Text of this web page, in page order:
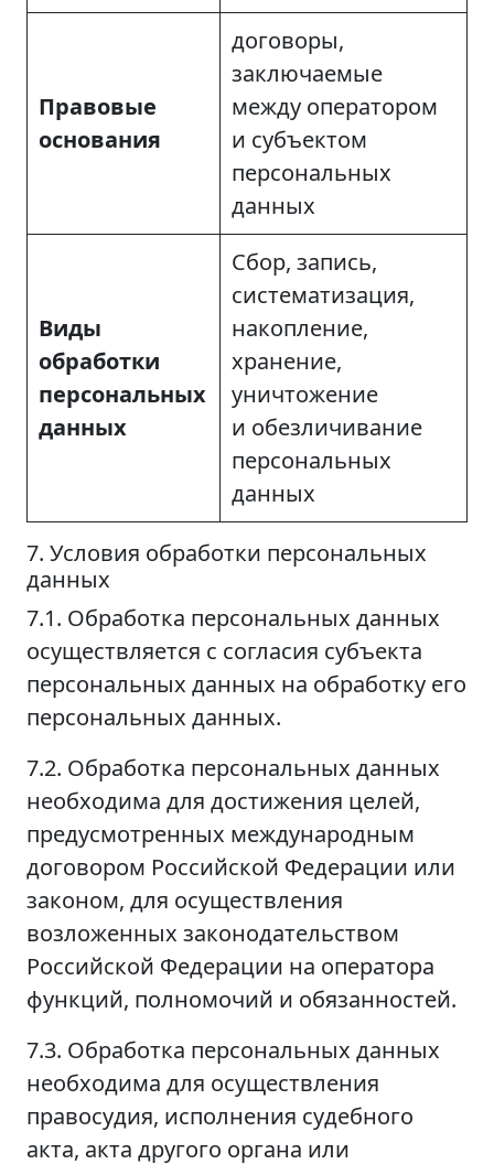
Правовые
основания
договоры,
заключаемые
между оператором
и субъектом
персональных
данных
Виды
обработки
персональных
данных
Сбор, запись,
систематизация,
накопление,
хранение,
уничтожение
и обезличивание
персональных
данных
7. Условия обработки персональных
данных
7.1. Обработка персональных данных
осуществляется с согласия субъекта
персональных данных на обработку его
персональных данных.
7.2. Обработка персональных данных
необходима для достижения целей,
предусмотренных международным
договором Российской Федерации или
законом, для осуществления
возложенных законодательством
Российской Федерации на оператора
функций, полномочий и обязанностей.
7.3. Обработка персональных данных
необходима для осуществления
правосудия, исполнения судебного
акта, акта другого органа или